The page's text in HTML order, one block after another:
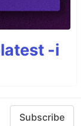
-i
Subscribe